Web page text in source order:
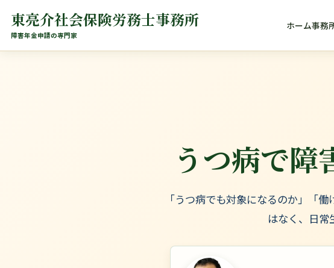
東亮介社会保険労務士事務所
障害年金申請の専門家
ホーム事務
うつ病で障
「うつ病でも対象になるのか」「
はなく、日常